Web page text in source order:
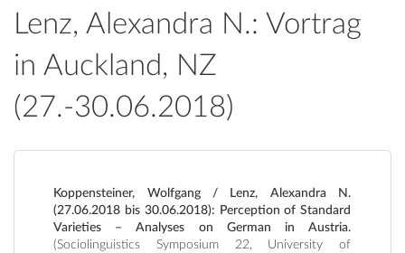
Lenz, Alexandra N.: Vortrag
in Auckland, NZ
(27.-30.06.2018)
Koppensteiner, Wolfgang / Lenz, Alexandra N.
(27.06.2018 bis 30.06.2018): Perception of Standard
Varieties – Analyses on German in Austria.
(Sociolinguistics Symposium 22, University of